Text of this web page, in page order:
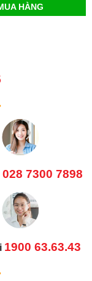
HÀNG
028 7300 7898
1900 63.63.43